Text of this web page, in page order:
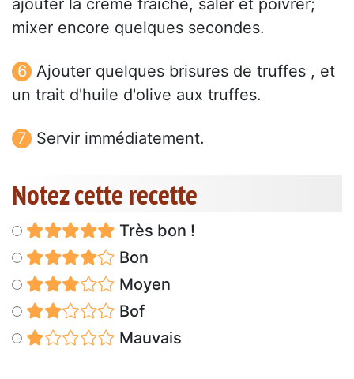
ajouter la crème fraîche, saler et poivrer;
mixer encore quelques secondes.
Ajouter quelques brisures de truffes , et
un trait d'huile d'olive aux truffes.
Servir immédiatement.
Notez cette recette
Très bon !
Bon
Moyen
Bof
Mauvais